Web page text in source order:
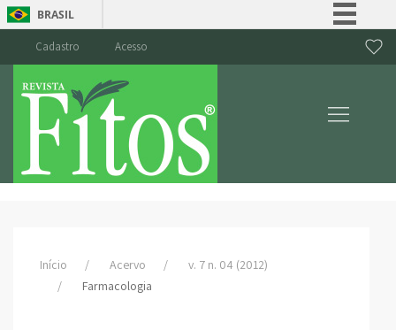
BRASIL
Canais
Cadastro Acesso
Início Acervo
v. 7 n. 04 (2012)
Farmacologia